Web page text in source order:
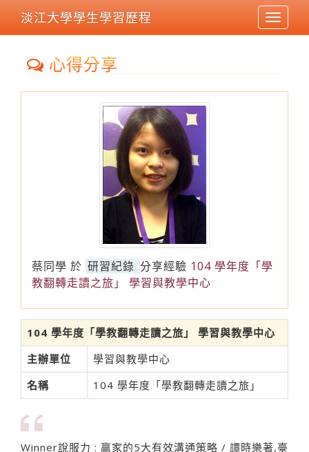
Toggle
淡江大學學生學習歷程
心得分享
蔡同學 於 研習紀錄 分享經驗 104 學年度「學
教翻轉走讀之旅」 學習與教學中心
104 學年度「學教翻轉走讀之旅」 學習與教學中心
主辦單位
學習與教學中心
名稱
104 學年度「學教翻轉走讀之旅」
Winner說服力 : 贏家的5大有效溝通策略 / 譚時樂著,臺